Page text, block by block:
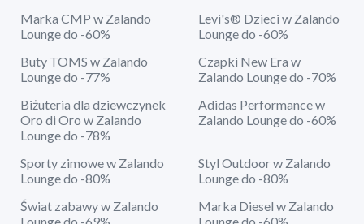
Marka CMP w Zalando
Lounge do -60%
Levi's® Dzieci w Zalando
Lounge do -60%
Buty TOMS w Zalando
Lounge do -77%
Czapki New Era w
Zalando Lounge do -70%
Biżuteria dla dziewczynek
Oro di Oro w Zalando
Lounge do -78%
Adidas Performance w
Zalando Lounge do -60%
Sporty zimowe w Zalando
Lounge do -80%
Styl Outdoor w Zalando
Lounge do -80%
Świat zabawy w Zalando
Marka Diesel w Zalando